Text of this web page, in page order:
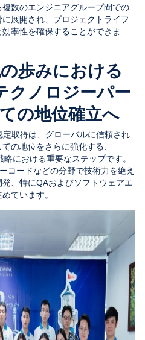
数のエンジニアグループ間での
展開され、プロジェクトライフ
率性を確保することができま
歩みにおける
クノロジーパー
の地位確立へ
取得は、グローバルに信頼され
の地位をさらに強化する
における重要なステップです。
コードなどの分野で技術力を絶え
、特にQAおよびソフトウェアエ
ています。